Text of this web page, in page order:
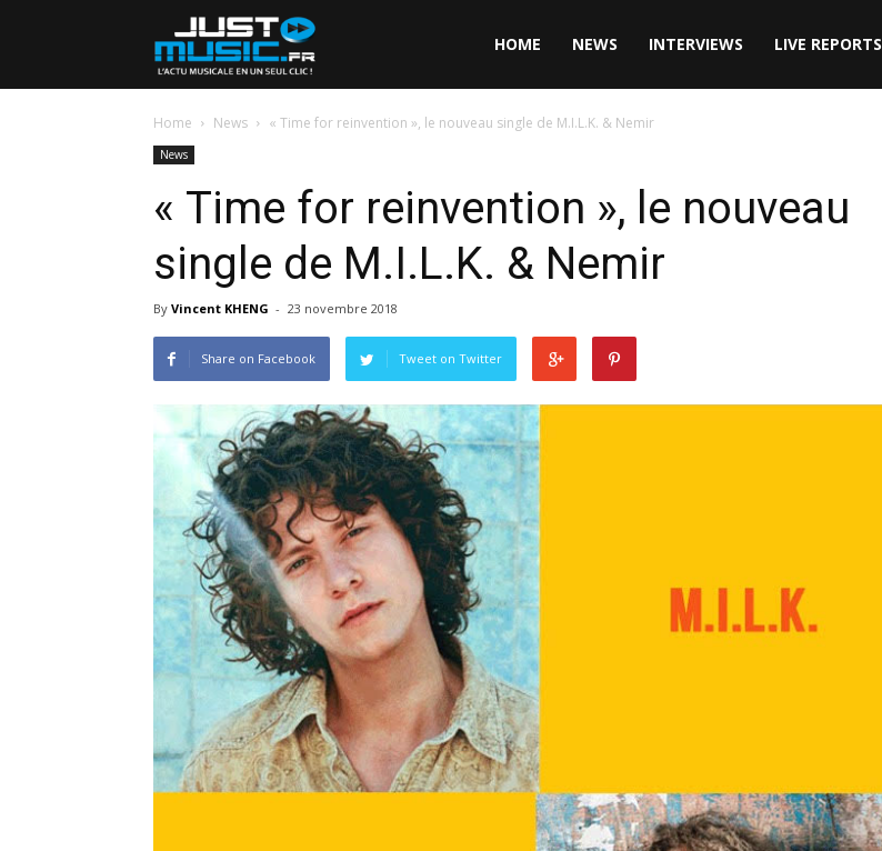
HOME NEWS INTERVIEWS LIVE REPORTS
Home News « Time for reinvention », le nouveau single de M.I.L.K. & Nemir
News
« Time for reinvention », le nouveau
single de M.I.L.K. & Nemir
By Vincent KHENG - 23 novembre 2018
Share on Facebook Tweet on Twitter